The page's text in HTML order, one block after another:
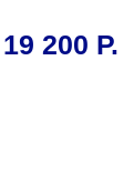
200 Р.